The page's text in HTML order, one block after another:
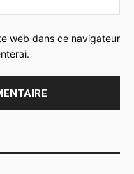
:
web dans ce navigateur